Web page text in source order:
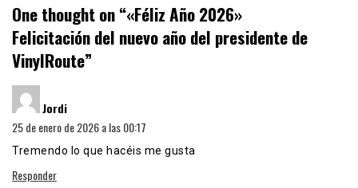
One thought on “«Féliz Año 2026»
Felicitación del nuevo año del presidente de
VinylRoute”
Jordi
25 de enero de 2026 a las 00:17
Tremendo lo que hacéis me gusta
Responder